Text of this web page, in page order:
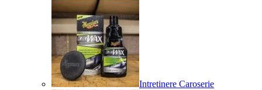
Intretinere Caroserie